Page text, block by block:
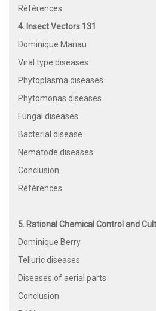
Références
4. Insect Vectors 131
Dominique Mariau
Viral type diseases
Phytoplasma diseases
Phytomonas diseases
Fungal diseases
Bacterial disease
Nematode diseases
Conclusion
Références
5. Rational Chemical Control and
Dominique Berry
Telluric diseases
Diseases of aerial parts
Conclusion